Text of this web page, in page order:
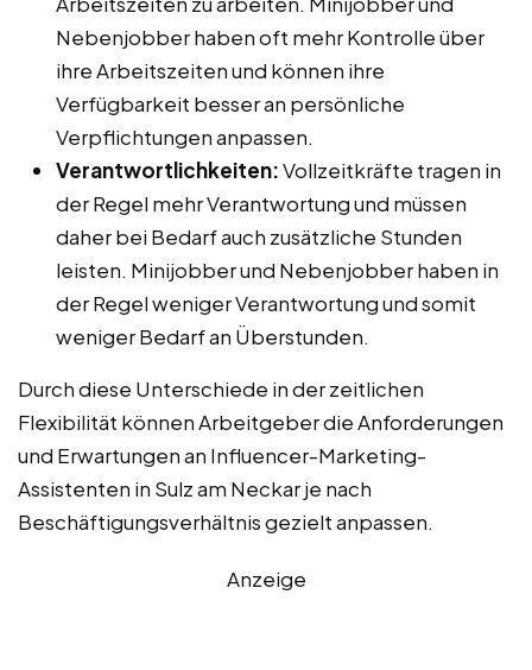
Nebenjobber haben oft mehr Kontrolle über
ihre Arbeitszeiten und können ihre
Verfügbarkeit besser an persönliche
Verpflichtungen anpassen.
Verantwortlichkeiten:Vollzeitkräfte tragen in
der Regel mehr Verantwortung und müssen
daher bei Bedarf auch zusätzliche Stunden
leisten. Minijobber und Nebenjobber haben in
der Regel weniger Verantwortung und somit
weniger Bedarf an Überstunden.
Durch diese Unterschiede in der zeitlichen
Flexibilität können Arbeitgeber die Anforderungen
und Erwartungen an Influencer-Marketing-
Assistenten in Sulz am Neckar je nach
Beschäftigungsverhältnis gezielt anpassen.
Anzeige